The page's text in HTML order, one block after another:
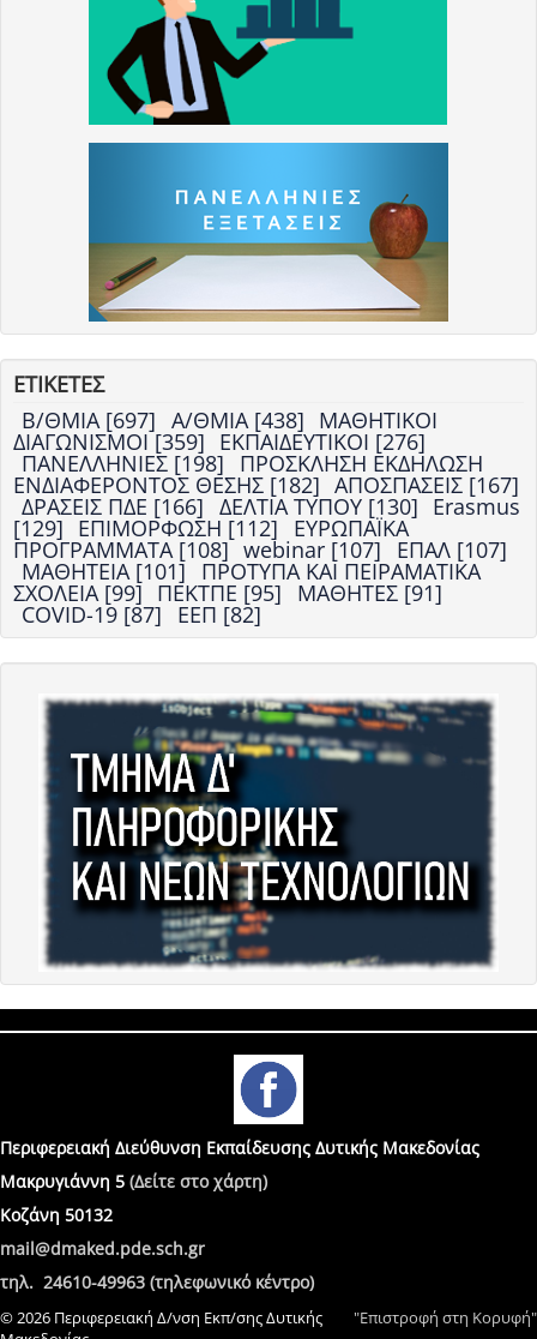
ΕΤΙΚΕΤΕΣ
Β/ΘΜΙΑ [697] Α/ΘΜΙΑ [438] ΜΑΘΗΤΙΚΟΙ
ΔΙΑΓΩΝΙΣΜΟΙ [359] ΕΚΠΑΙΔΕΥΤΙΚΟΙ [276]
ΠΑΝΕΛΛΗΝΙΕΣ [198] ΠΡΟΣΚΛΗΣΗ ΕΚΔΗΛΩΣΗ
ΕΝΔΙΑΦΕΡΟΝΤΟΣ ΘΕΣΗΣ [182] ΑΠΟΣΠΑΣΕΙΣ [167]
ΔΡΑΣΕΙΣ ΠΔΕ [166] ΔΕΛΤΙΑ ΤΥΠΟΥ [130] Erasmus
[129] ΕΠΙΜΟΡΦΩΣΗ [112] ΕΥΡΩΠΑΪΚΑ
ΠΡΟΓΡΑΜΜΑΤΑ [108] webinar [107] ΕΠΑΛ [107]
ΜΑΘΗΤΕΙΑ [101] ΠΡΟΤΥΠΑ ΚΑΙ ΠΕΙΡΑΜΑΤΙΚΑ
ΣΧΟΛΕΙΑ [99] ΠΕΚΤΠΕ [95] ΜΑΘΗΤΕΣ [91]
COVID-19 [87] ΕΕΠ [82]
Περιφερειακή Διεύθυνση Εκπαίδευσης Δυτικής Μακεδονίας
Μακρυγιάννη 5 (Δείτε στο χάρτη)
Κοζάνη 50132
mail@dmaked.pde.sch.gr
τηλ. 24610-49963 (τηλεφωνικό κέντρο)
"Επιστροφή στη Κορυφή"
© 2026 Περιφερειακή Δ/νση Εκπ/σης Δυτικής